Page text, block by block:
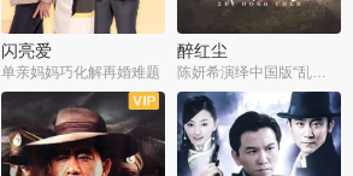
闪亮爱
单亲妈妈巧化解再婚难题
醉红尘
陈妍希演绎中国版“乱世佳人”
全30集 全30集